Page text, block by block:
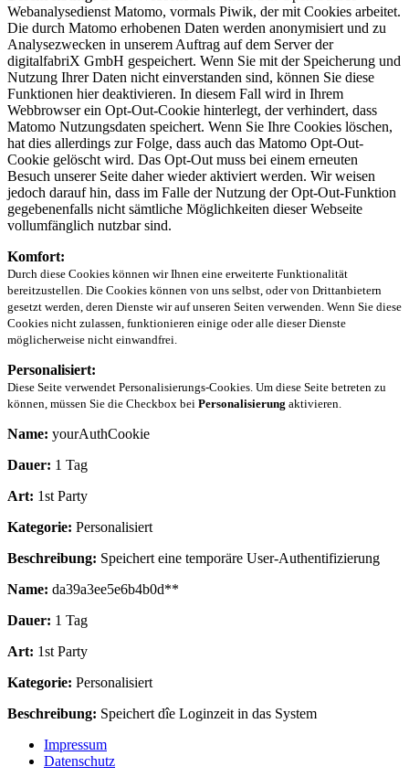
Webanalysedienst Matomo, vormals Piwik, der mit Cookies arbeitet.
Die durch Matomo erhobenen Daten werden anonymisiert und zu
Analysezwecken in unserem Auftrag auf dem Server der
digitalfabriX GmbH gespeichert. Wenn Sie mit der Speicherung und
Nutzung Ihrer Daten nicht einverstanden sind, können Sie diese
Funktionen hier deaktivieren. In diesem Fall wird in Ihrem
Webbrowser ein Opt-Out-Cookie hinterlegt, der verhindert, dass
Matomo Nutzungsdaten speichert. Wenn Sie Ihre Cookies löschen,
hat dies allerdings zur Folge, dass auch das Matomo Opt-Out-
Cookie gelöscht wird. Das Opt-Out muss bei einem erneuten
Besuch unserer Seite daher wieder aktiviert werden. Wir weisen
jedoch darauf hin, dass im Falle der Nutzung der Opt-Out-Funktion
gegebenenfalls nicht sämtliche Möglichkeiten dieser Webseite
vollumfänglich nutzbar sind.
Komfort:
Durch diese Cookies können wir Ihnen eine erweiterte Funktionalität
bereitzustellen. Die Cookies können von uns selbst, oder von Drittanbietern
gesetzt werden, deren Dienste wir auf unseren Seiten verwenden. Wenn Sie diese
Cookies nicht zulassen, funktionieren einige oder alle dieser Dienste
möglicherweise nicht einwandfrei.
Personalisiert:
Diese Seite verwendet Personalisierungs-Cookies. Um diese Seite betreten zu
können, müssen Sie die Checkbox bei Personalisierung aktivieren.
Name: yourAuthCookie
Dauer: 1 Tag
Art: 1st Party
Kategorie: Personalisiert
Beschreibung: Speichert eine temporäre User-Authentifizierung
Name: da39a3ee5e6b4b0d**
Dauer: 1 Tag
Art: 1st Party
Kategorie: Personalisiert
Beschreibung: Speichert dîe Loginzeit in das System
Impressum
Datenschutz